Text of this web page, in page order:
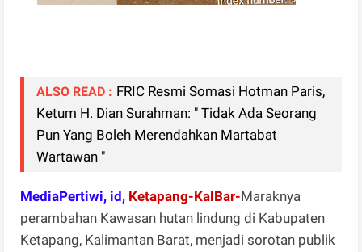
ALSO READ : FRIC Resmi Somasi Hotman Paris,
Ketum H. Dian Surahman: " Tidak Ada Seorang
Pun Yang Boleh Merendahkan Martabat
Wartawan "
MediaPertiwi, id, Ketapang-KalBar-Maraknya
perambahan Kawasan hutan lindung di Kabupaten
Ketapang, Kalimantan Barat, menjadi sorotan publik